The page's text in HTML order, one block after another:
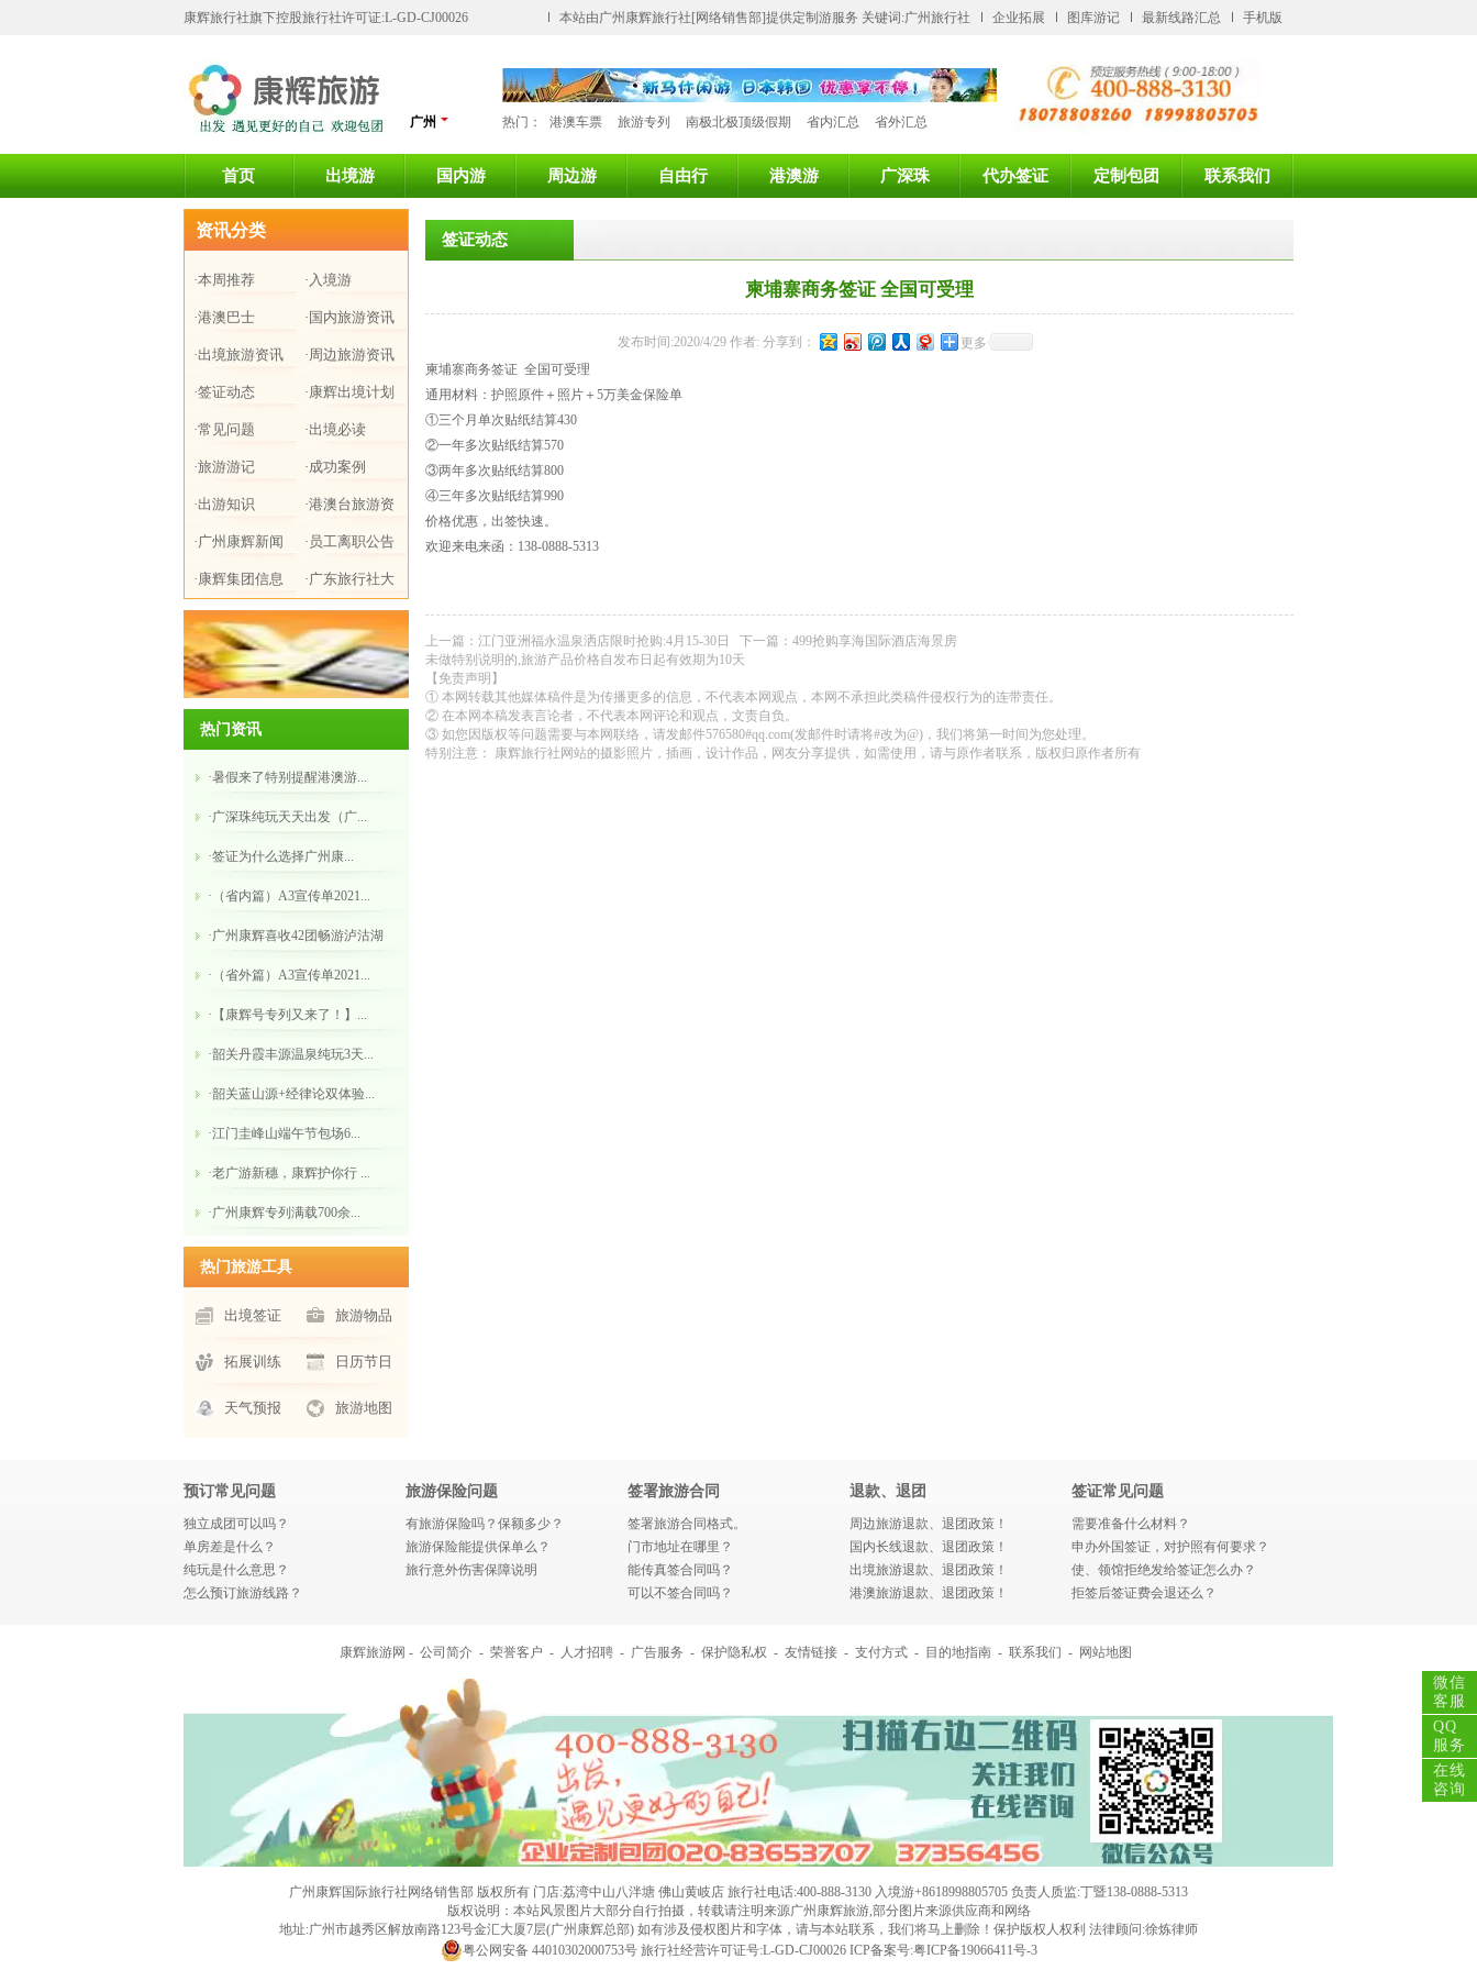
康辉旅行社旗下控股旅行社许可证:L-GD-CJ00026 本站由广州康辉旅行社[网络销售部]提供定制游服务 关键词:广州旅行社 企业拓展 图库游记 最新线路汇总 手机版
广州 热门： 港澳车票 旅游专列 南极北极顶级假期 省内汇总 省外汇总
首页 出境游 国内游 周边游 自由行 港澳游 广深珠 代办签证 定制包团 联系我们
资讯分类
·本周推荐 ·入境游
·港澳巴士 ·国内旅游资讯
·出境旅游资讯 ·周边旅游资讯
·签证动态 ·康辉出境计划
·常见问题 ·出境必读
·旅游游记 ·成功案例
·出游知识 ·港澳台旅游资
讯
·广州康辉新闻 ·员工离职公告
·康辉集团信息 ·广东旅行社大
全
热门资讯
·暑假来了特别提醒港澳游...
·广深珠纯玩天天出发（广...
·​签证为什么选择广州康...
·（省内篇）A3宣传单2021...
·广州康辉喜收42团畅游泸沽湖
·（省外篇）A3宣传单2021...
·【康辉号专列又来了！】...
·韶关丹霞丰源温泉纯玩3天...
·韶关蓝山源+经律论双体验...
·江门圭峰山​端午节包场6...
·老广游新穗，康辉护你行 ...
·广州康辉专列满载700余...
热门旅游工具
出境签证 旅游物品
拓展训练 日历节日
天气预报 旅游地图
签证动态
柬埔寨商务签证 全国可受理
发布时间:2020/4/29 作者: 分享到：
更多
柬埔寨商务签证 全国可受理
通用材料：护照原件＋照片＋5万美金保险单
①三个月单次贴纸结算430
②一年多次贴纸结算570
③两年多次贴纸结算800
④三年多次贴纸结算990
价格优惠，出签快速。
欢迎来电来函：138-0888-5313
上一篇： 江门亚洲福永温泉洒店限时抢购:4月15-30日 下一篇： 499抢购享海国际酒店海景房
未做特别说明的,旅游产品价格自发布日起有效期为10天
【免责声明】
① 本网转载其他媒体稿件是为传播更多的信息，不代表本网观点，本网不承担此类稿件侵权行为的连带责任。
② 在本网本稿发表言论者，不代表本网评论和观点，文责自负。
③ 如您因版权等问题需要与本网联络，请发邮件576580#qq.com(发邮件时请将#改为@)，我们将第一时间为您处理。
特别注意： 康辉旅行社网站的摄影照片，插画，设计作品，网友分享提供，如需使用，请与原作者联系，版权归原作者所有
预订常见问题
独立成团可以吗？
单房差是什么？
纯玩是什么意思？
怎么预订旅游线路？
旅游保险问题
有旅游保险吗？保额多少？
旅游保险能提供保单么？
旅行意外伤害保障说明
签署旅游合同
签署旅游合同格式。
门市地址在哪里？
能传真签合同吗？
可以不签合同吗？
退款、退团
周边旅游退款、退团政策！
国内长线退款、退团政策！
出境旅游退款、退团政策！
港澳旅游退款、退团政策！
签证常见问题
需要准备什么材料？
申办外国签证，对护照有何要求？
使、领馆拒绝发给签证怎么办？
拒签后签证费会退还么？
康辉旅游网 - 公司简介 - 荣誉客户 - 人才招聘 - 广告服务 - 保护隐私权 - 友情链接 - 支付方式 - 目的地指南 - 联系我们 - 网站地图
广州康辉国际旅行社网络销售部 版权所有 门店:荔湾中山八泮塘 佛山黄岐店 旅行社电话:400-888-3130 入境游+8618998805705 负责人质监:丁暨138-0888-5313
版权说明：本站风景图片大部分自行拍摄，转载请注明来源广州康辉旅游,部分图片来源供应商和网络
地址:广州市越秀区解放南路123号金汇大厦7层(广州康辉总部) 如有涉及侵权图片和字体，请与本站联系，我们将马上删除！保护版权人权利 法律顾问:徐炼律师
粤公网安备 44010302000753号旅行社经营许可证号:L-GD-CJ00026 ICP备案号:粤ICP备19066411号-3
微信
客服
QQ
服务
在线
咨询